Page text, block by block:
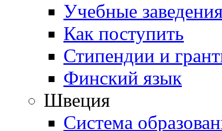
Учебные
Как поступить
Стипендии и
Финский язык
Швеция
Система